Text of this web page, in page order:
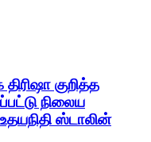
குறித்த
நிலைய
ஸ்டாலின்